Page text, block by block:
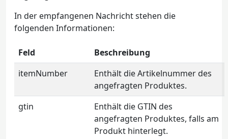
In der empfangenen Nachricht stehen die
folgenden Informationen:
Feld
Beschreibung
itemNumber
Enthält die Artikelnummer des
angefragten Produktes.
gtin
Enthält die GTIN des
angefragten Produktes, falls am
Produkt hinterlegt.